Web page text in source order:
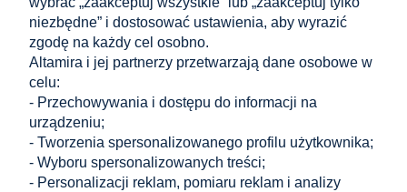
Produkty powiązane
Pręt gwintowany DIN 976 M12x1000 mm stal
nierdzewna A2
12,90 zł
Cena netto:10,49 zł do koszyka
niezbędne” i dostosować ustawienia, aby wyrazić
zgodę na każdy cel osobno.
Altamira i jej partnerzy przetwarzają dane osobowe w
celu:
- Przechowywania i dostępu do informacji na
urządzeniu;
- Tworzenia spersonalizowanego profilu użytkownika;
- Wyboru spersonalizowanych treści;
- Personalizacji reklam, pomiaru reklam i analizy